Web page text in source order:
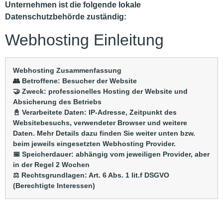
Unternehmen ist die folgende lokale
Datenschutzbehörde zuständig:
Webhosting Einleitung
Webhosting Zusammenfassung
👥 Betroffene: Besucher der Website
🤝 Zweck: professionelles Hosting der Website und
Absicherung des Betriebs
📓 Verarbeitete Daten: IP-Adresse, Zeitpunkt des
Websitebesuchs, verwendeter Browser und weitere
Daten. Mehr Details dazu finden Sie weiter unten bzw.
beim jeweils eingesetzten Webhosting Provider.
📅 Speicherdauer: abhängig vom jeweiligen Provider, aber
in der Regel 2 Wochen
⚖️ Rechtsgrundlagen: Art. 6 Abs. 1 lit.f DSGVO
(Berechtigte Interessen)